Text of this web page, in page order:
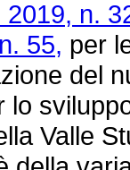
n.
55, per
del
lo
Valle